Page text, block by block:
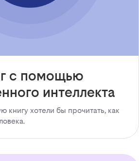
с помощью
интеллекта
книгу хотели бы прочитать, как